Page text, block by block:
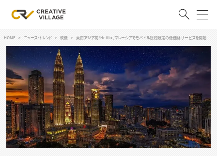
ログイン 会員登録
RECRUIT
クリエイター求人を探す
CREATIVE JOB求人検索
特集求人
採用説明会
HOME ニュース・トレンド 映像 東南アジア初！Netflix、マレーシアでモバイル視聴限定の低価格サービスを開始